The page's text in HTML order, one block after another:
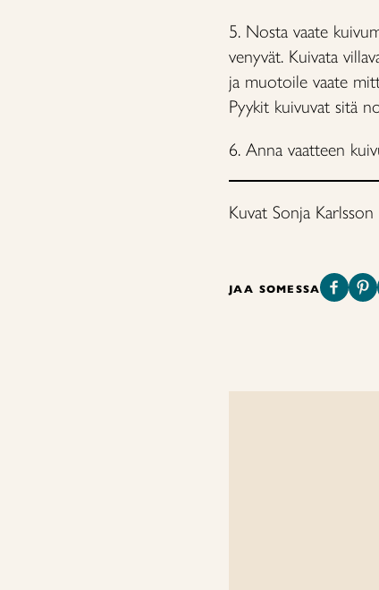
5. Nosta vaate
venyvät. Kuivata
ja muotoile vaate
Pyykit kuivuvat sitä
6. Anna vaatteen
Kuvat Sonja Karlsson
JAA SOMESSA